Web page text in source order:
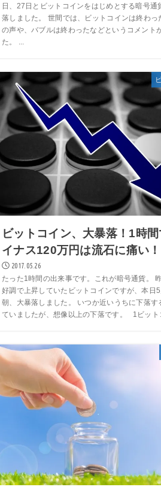
日、27日とビットコインをはじめとする暗号通
落しました。 世間では、ビットコインは終わっ
の声や、バブルは終わったなどというコメント
た。 ...
ビットコイン、大暴落！1時間
イナス120万円は流石に痛い！
2017.05.26
たった1時間の出来事です。これが暗号通貨。
好調で上昇していたビットコインですが、本日5
朝、大暴落しました。 いつか近いうちに下落す
ていましたが、想像以上の下落です。 1ビット